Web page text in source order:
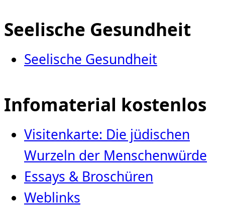
Seelische Gesundheit
Seelische Gesundheit
Infomaterial kostenlos
Visitenkarte: Die jüdischen
Wurzeln der Menschenwürde
Essays & Broschüren
Weblinks